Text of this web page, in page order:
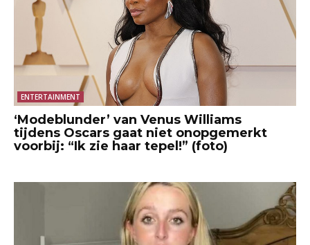
ENTERTAINMENT
‘Modeblunder’ van Venus Williams
tijdens Oscars gaat niet onopgemerkt
voorbij: “Ik zie haar tepel!” (foto)